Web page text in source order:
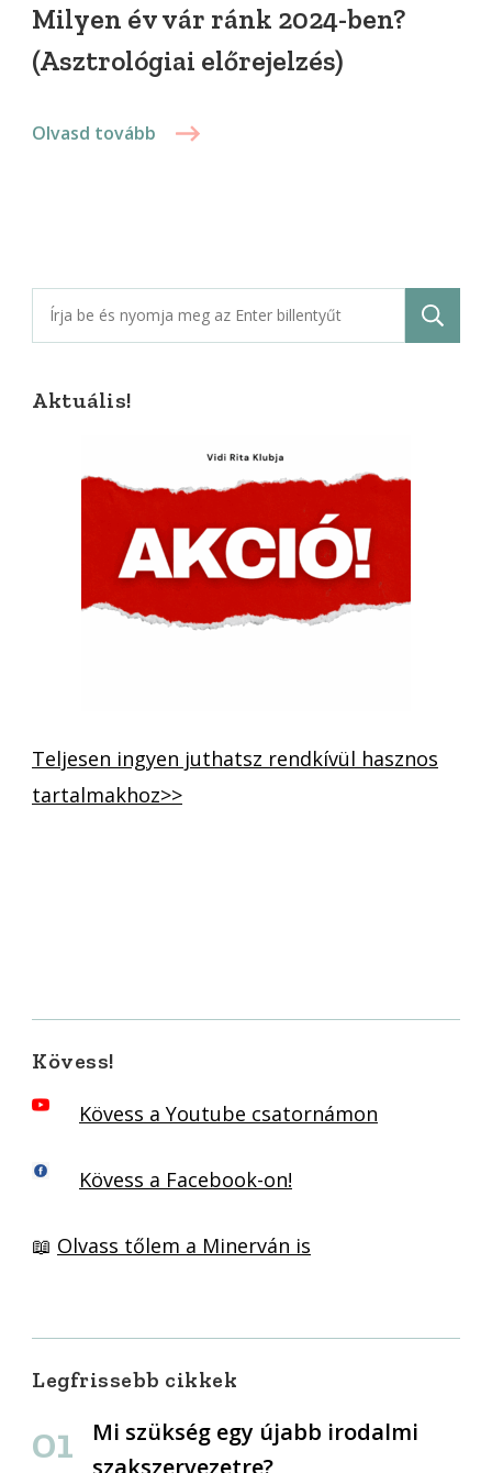
Milyen év vár ránk 2024-ben?
(Asztrológiai előrejelzés)
Olvasd tovább
Keresés:
Aktuális!
Teljesen ingyen juthatsz rendkívül hasznos
tartalmakhoz>>
Kövess!
Kövess a Youtube csatornámon
Kövess a Facebook-on!
📖 Olvass tőlem a Minerván is
Legfrissebb cikkek
Mi szükség egy újabb irodalmi
szakszervezetre?